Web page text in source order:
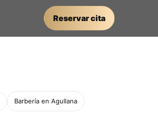
Reservar cita
Barbería en Agullana